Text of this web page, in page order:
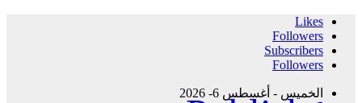
Likes
Followers
Subscribers
Followers
الخميس - أغسطس 6- 2026